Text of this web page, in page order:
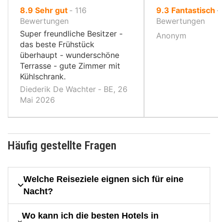
8.9 von
10,
Sehr gut ‐ 116
Bewertungen
Super freundliche Besitzer -
das beste Frühstück
überhaupt - wunderschöne
Terrasse - gute Zimmer mit
Kühlschrank.
Diederik De Wachter ‐ BE, 26
Mai 2026
9.3 von
10,
Fantastisch
Bewertungen
Anonym
Häufig gestellte Fragen
Welche Reiseziele eignen sich für eine
Nacht?
Wo kann ich die besten Hotels in